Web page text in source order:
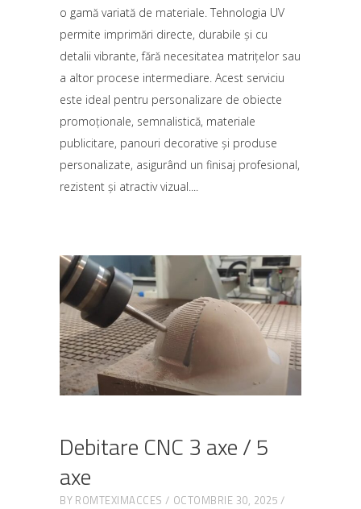
o gamă variată de materiale. Tehnologia UV
permite imprimări directe, durabile și cu
detalii vibrante, fără necesitatea matrițelor sau
a altor procese intermediare. Acest serviciu
este ideal pentru personalizare de obiecte
promoționale, semnalistică, materiale
publicitare, panouri decorative și produse
personalizate, asigurând un finisaj profesional,
rezistent și atractiv vizual.
Debitare CNC 3 axe / 5
axe
BY ROMTEXIMACCES
OCTOMBRIE 30, 2025